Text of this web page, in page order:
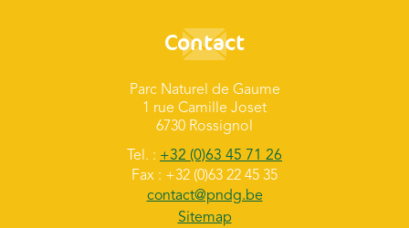
Contact
Parc Naturel de Gaume
1 rue Camille Joset
6730 Rossignol
Tel. : +32 (0)63 45 71 26
Fax : +32 (0)63 22 45 35
contact@pndg.be
Sitemap